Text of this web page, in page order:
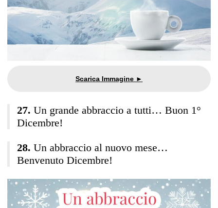
Un grande abbraccio a tutti… Buon 1°
Dicembre!
Un abbraccio al nuovo mese…
Benvenuto Dicembre!